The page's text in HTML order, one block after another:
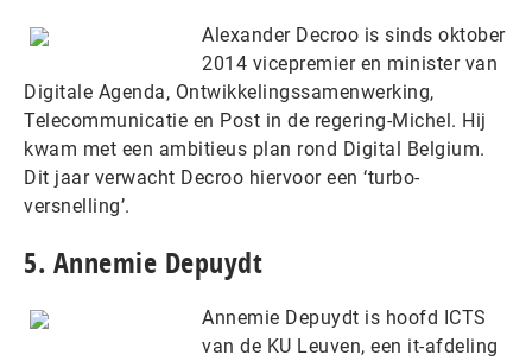
Alexander Decroo is sinds oktober
2014 vicepremier en minister van
Digitale Agenda, Ontwikkelingssamenwerking,
Telecommunicatie en Post in de regering-Michel. Hij
kwam met een ambitieus plan rond Digital Belgium.
Dit jaar verwacht Decroo hiervoor een ‘turbo-
versnelling’.
5. Annemie Depuydt
Annemie Depuydt is hoofd ICTS
van de KU Leuven, een it-afdeling